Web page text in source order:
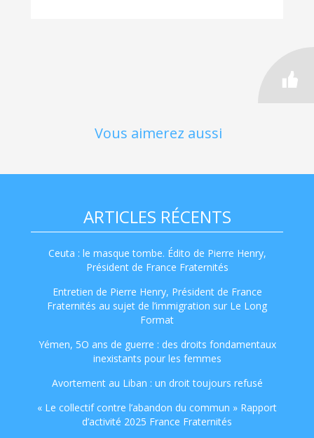
Vous aimerez aussi
ARTICLES RÉCENTS
Ceuta : le masque tombe. Édito de Pierre Henry,
Président de France Fraternités
Entretien de Pierre Henry, Président de France
Fraternités au sujet de l’immigration sur Le Long
Format
Yémen, 5O ans de guerre : des droits fondamentaux
inexistants pour les femmes
Avortement au Liban : un droit toujours refusé
« Le collectif contre l’abandon du commun » Rapport
d’activité 2025 France Fraternités